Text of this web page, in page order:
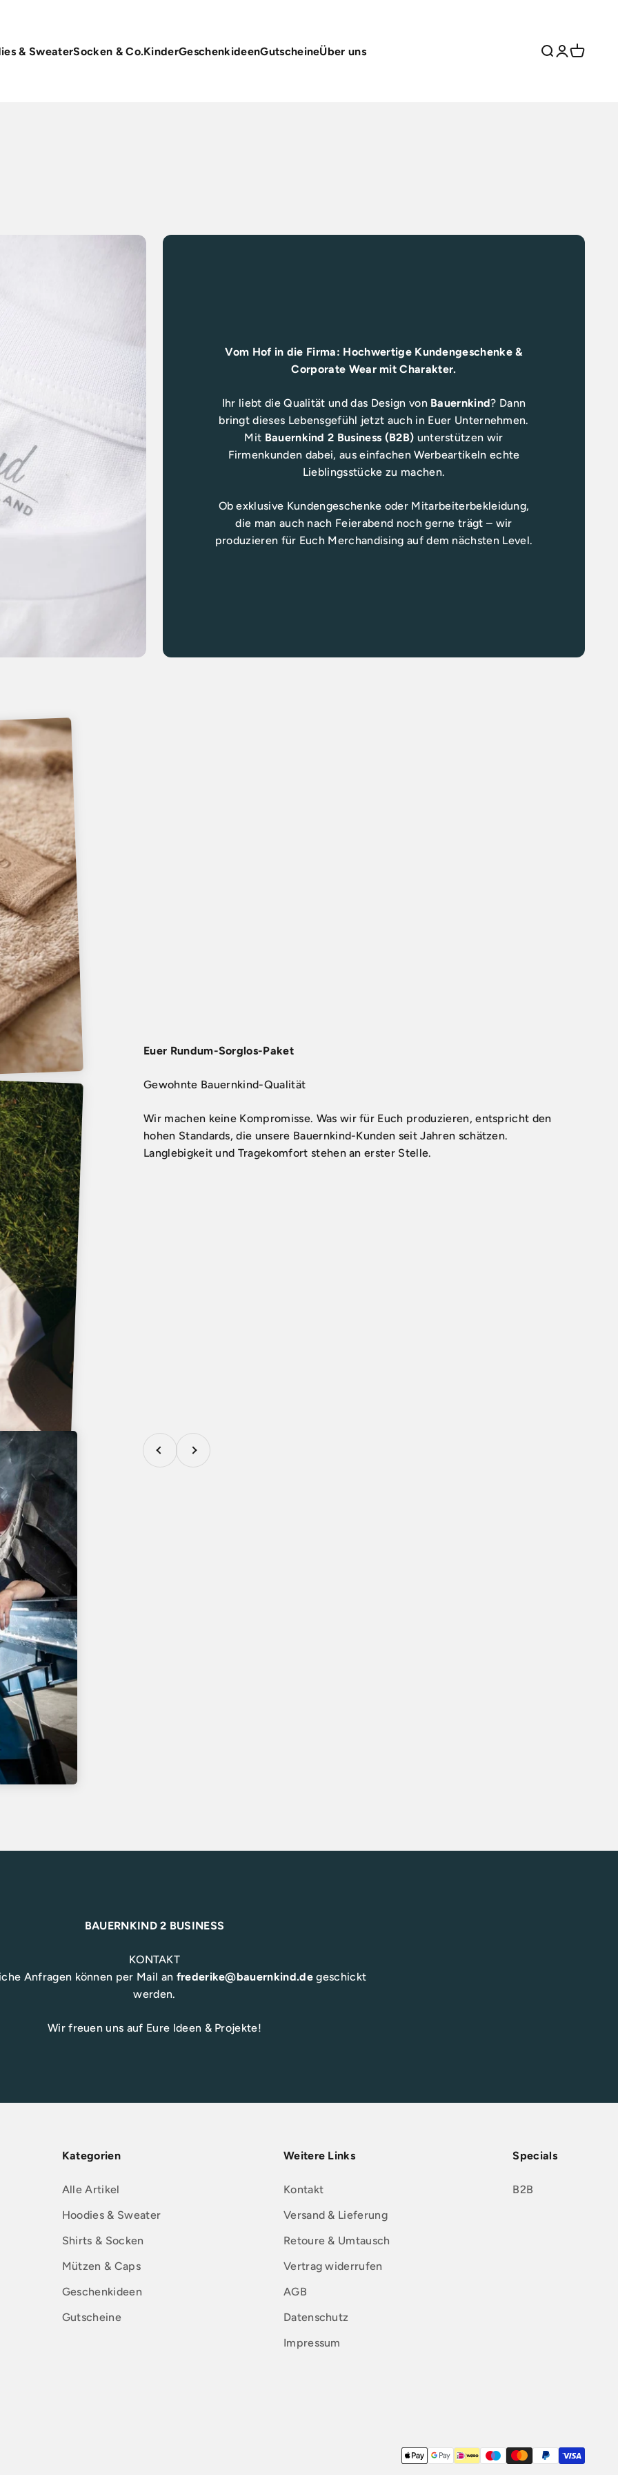
& SweaterSocken & Co.KinderGeschenkideenGutscheineÜber uns SucheAnmelden
Vom Hof in die Firma: Hochwertige Kundengeschenke &
Corporate Wear mit Charakter.
Ihr liebt die Qualität und das Design von Bauernkind? Dann
bringt dieses Lebensgefühl jetzt auch in Euer Unternehmen.
Mit Bauernkind 2 Business (B2B) unterstützen wir
Firmenkunden dabei, aus einfachen Werbeartikeln echte
Lieblingsstücke zu machen.
Ob exklusive Kundengeschenke oder Mitarbeiterbekleidung,
die man auch nach Feierabend noch gerne trägt – wir
produzieren für Euch Merchandising auf dem nächsten Level.
Euer Rundum-Sorglos-Paket
Wir machen keine Kompromisse. Was wir für Euch produzieren, entspricht den
hohen Standards, die unsere Bauernkind-Kunden seit Jahren schätzen.
Langlebigkeit und Tragekomfort stehen an erster Stelle.
ZurückVor
BAUERNKIND 2 BUSINESS
KONTAKT
Anfragen können per Mail an frederike@bauernkind.degeschickt
werden.
Wir freuen uns auf Eure Ideen & Projekte!
Kategorien
Alle Artikel
Hoodies & Sweater
Shirts & Socken
Mützen & Caps
Geschenkideen
Gutscheine
Weitere Links
Kontakt
Versand & Lieferung
Retoure & Umtausch
Vertrag widerrufen
AGB
Datenschutz
Impressum
Specials
B2B